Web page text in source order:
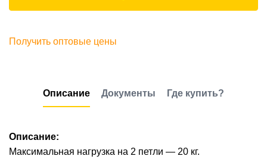
Получить оптовые цены
Описание Документы Где купить?
Описание:
Максимальная нагрузка на 2 петли — 20 кг.